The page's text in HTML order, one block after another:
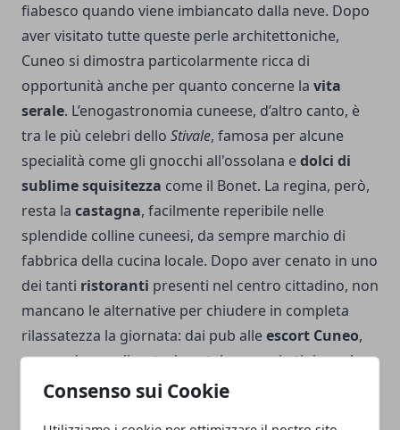
Consenso sui Cookie
fiabesco quando viene imbiancato dalla neve. Dopo
aver visitato tutte queste perle architettoniche,
Cuneo si dimostra particolarmente ricca di
opportunità anche per quanto concerne la vita
serale. L’enogastronomia cuneese, d’altro canto, è
tra le più celebri dello Stivale, famosa per alcune
specialità come gli gnocchi all'ossolana edolci di
sublime squisitezza come il Bonet. La regina, però,
resta la castagna, facilmente reperibile nelle
splendide colline cuneesi, da sempre marchio di
fabbrica della cucina locale. Dopo aver cenato in uno
dei tanti ristoranti presenti nel centro cittadino, non
mancano le alternative per chiudere in completa
rilassatezza la giornata: dai pub alleescort Cuneo,
passando per discoteche e take-away in tipica salsa
piemontese, il turista non ha che l